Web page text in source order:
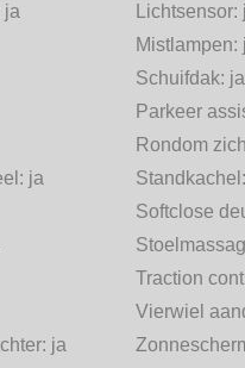
ja Lichtsensor:
Mistlampen:
Schuifdak: ja
Parkeer
Rondom
ja
Softclose
Traction
Vierwiel
ja